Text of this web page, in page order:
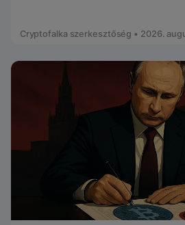
Cryptofalka szerkesztőség • 2026.